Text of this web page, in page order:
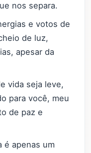
nos separa.
e votos de
de luz,
apesar da
vida seja leve,
para você, meu
de paz e
é apenas um